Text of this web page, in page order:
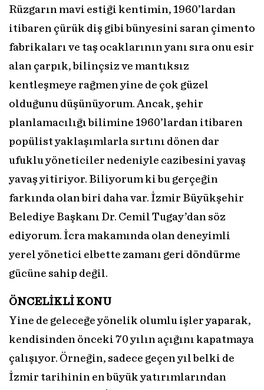
Rüzgarın mavi estiği kentimin, 1960’lardan
itibaren çürük diş gibi bünyesini saran çimento
fabrikaları ve taş ocaklarının yanı sıra onu esir
alan çarpık, bilinçsiz ve mantıksız
kentleşmeye rağmen yine de çok güzel
olduğunu düşünüyorum. Ancak, şehir
planlamacılığı bilimine 1960’lardan itibaren
popülist yaklaşımlarla sırtını dönen dar
ufuklu yöneticiler nedeniyle cazibesini yavaş
yavaş yitiriyor. Biliyorum ki bu gerçeğin
farkında olan biri daha var. İzmir Büyükşehir
Belediye Başkanı Dr. Cemil Tugay’dan söz
ediyorum. İcra makamında olan deneyimli
yerel yönetici elbette zamanı geri döndürme
gücüne sahip değil.
ÖNCELİKLİ KONU
Yine de geleceğe yönelik olumlu işler yaparak,
kendisinden önceki 70 yılın açığını kapatmaya
çalışıyor. Örneğin, sadece geçen yıl belki de
İzmir tarihinin en büyük yatırımlarından